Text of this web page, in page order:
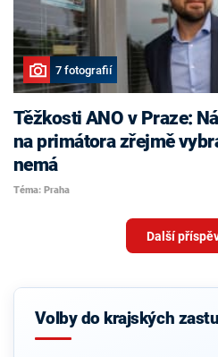
7 fotografií
Těžkosti ANO v Praze:
na primátora zřejmě
nemá
Téma: Praha
Další
Volby do krajských